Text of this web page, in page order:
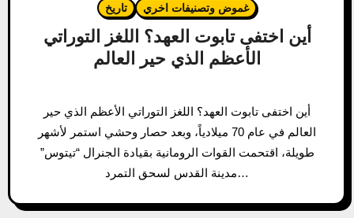
تاريخ غموض وتصنيفات اخري
أين اختفى تابوت العهد؟ اللغز التوراتي
الأعظم الذي حير العالم
أين اختفى تابوت العهد؟ اللغز التوراتي الأعظم الذي حير
العالم في عام 70 ميلادياً، وبعد حصار وحشي استمر لأشهر
طويلة، اقتحمت القوات الرومانية بقيادة الجنرال “تيتوس”
مدينة القدس لسحق التمرد…